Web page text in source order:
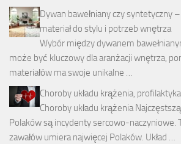
Dywan bawełniany czy syntetyczny
materiał do stylu i potrzeb wnętrza
Wybór między dywanem
może być kluczowy dla aranżacji wnętrza,
materiałów ma swoje unikalne …
Choroby układu krążenia, profilaktyka
Choroby układu krążenia
Polaków są incydenty sercowo-naczyniowe.
zawałów umiera najwięcej Polaków. Układ …